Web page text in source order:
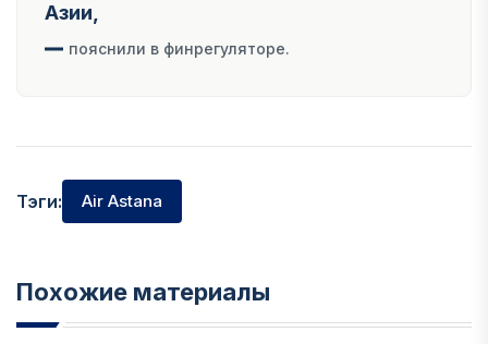
Азии,
пояснили в финрегуляторе.
Тэги: Air Astana
Похожие материалы